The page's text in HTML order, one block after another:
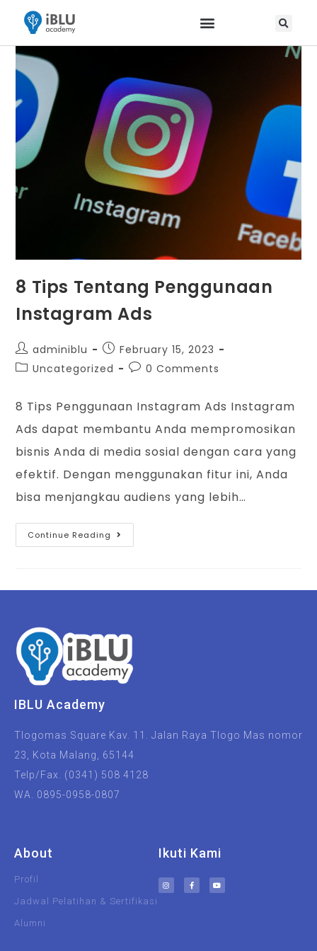
8 Tips Tentang Penggunaan
Instagram Ads
adminiblu
February 15, 2023
Uncategorized
0 Comments
8 Tips Penggunaan Instagram Ads Instagram
Ads dapat membantu Anda mempromosikan
bisnis Anda di media sosial dengan cara yang
efektif. Dengan menggunakan fitur ini, Anda
bisa menjangkau audiens yang lebih…
Continue Reading
IBLU Academy
Tlogomas Square Kav. 11. Jalan Raya Tlogo Mas nomor
23, Kota Malang, 65144
Telp/Fax. (0341) 508 4128
WA. 0895-0958-0807
About
Profil
Jadwal Pelatihan & Sertifikasi
Alumni
Ikuti Kami